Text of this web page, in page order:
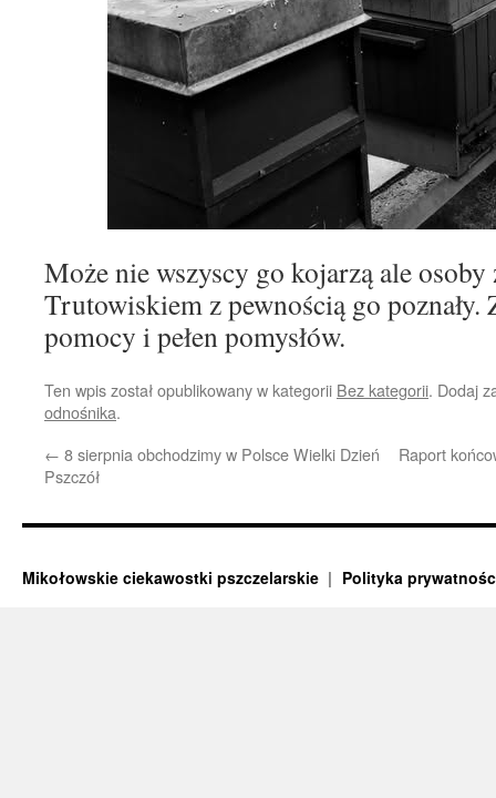
Może nie wszyscy go kojarzą ale osoby
Trutowiskiem z pewnością go poznały.
pomocy i pełen pomysłów.
Ten wpis został opublikowany w kategorii Bez kategorii. Dodaj
odnośnika.
← 8 sierpnia obchodzimy w Polsce Wielki Dzień
Pszczół
Raport
Mikołowskie ciekawostki pszczelarskie Polityka